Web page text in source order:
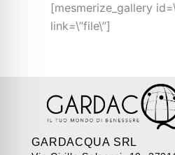
[mesmerize_gallery
link=\”file\”]
GARDACQUA SRL